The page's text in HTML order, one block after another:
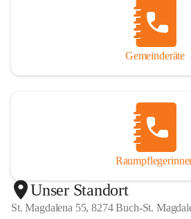
Gemeinderäte
Unser Standort
St. Magdalena 55, 8274 Buch-St.